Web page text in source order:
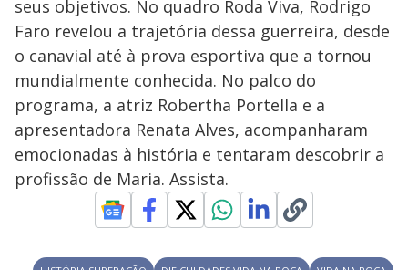
i
d
e
o
seus objetivos. No quadro Roda Viva, Rodrigo
Faro revelou a trajetória dessa guerreira, desde
o canavial até à prova esportiva que a tornou
mundialmente conhecida. No palco do
programa, a atriz Robertha Portella e a
apresentadora Renata Alves, acompanharam
emocionadas à história e tentaram descobrir a
profissão de Maria. Assista.